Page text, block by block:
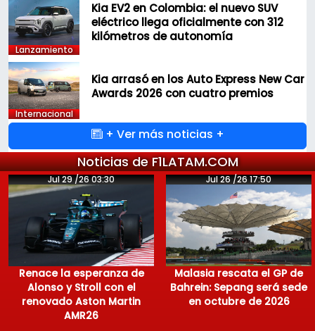
Lanzamiento
Kia EV2 en Colombia: el nuevo SUV
eléctrico llega oficialmente con 312
kilómetros de autonomía
Internacional
Kia arrasó en los Auto Express New Car
Awards 2026 con cuatro premios
+ Ver más noticias +
Noticias de F1LATAM.COM
Jul 29 /26 03:30
Renace la esperanza de
Alonso y Stroll con el
renovado Aston Martin
AMR26
Jul 26 /26 17:50
Malasia rescata el GP de
Bahrein: Sepang será sede
en octubre de 2026